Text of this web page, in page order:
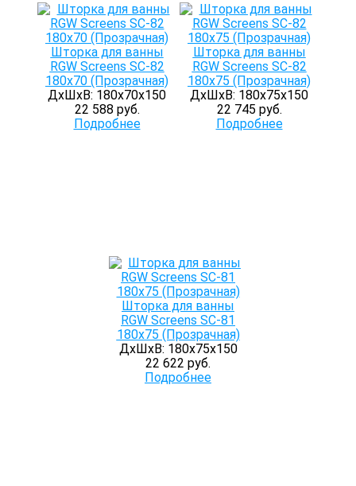
Шторка для ванны
RGW Screens SC-82
180х70 (Прозрачная)
ДхШхВ: 180х70х150
22 588 руб.
Подробнее
Шторка для ванны
RGW Screens SC-82
180х75 (Прозрачная)
ДхШхВ: 180х75х150
22 745 руб.
Подробнее
Шторка для ванны
RGW Screens SC-81
180х75 (Прозрачная)
ДхШхВ: 180х75х150
22 622 руб.
Подробнее